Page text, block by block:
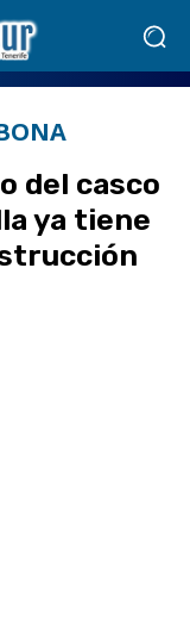
del casco
ya tiene